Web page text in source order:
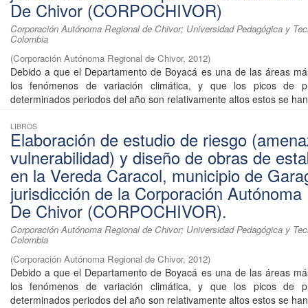
De Chivor (CORPOCHIVOR)
Corporación Autónoma Regional de Chivor; Universidad Pedagógica y
Colombia
(Corporación Autónoma Regional de Chivor, 2012)
Debido a que el Departamento de Boyacá es una de las áreas
los fenómenos de variación climática, y que los picos de
determinados periodos del año son relativamente altos estos se
LIBROS
Elaboración de estudio de riesgo
vulnerabilidad) y diseño de obras de
en la Vereda Caracol, municipio de
jurisdicción de la Corporación Autónoma
De Chivor (CORPOCHIVOR).
Corporación Autónoma Regional de Chivor; Universidad Pedagógica y
Colombia
(Corporación Autónoma Regional de Chivor, 2012)
Debido a que el Departamento de Boyacá es una de las áreas
los fenómenos de variación climática, y que los picos de
determinados periodos del año son relativamente altos estos se